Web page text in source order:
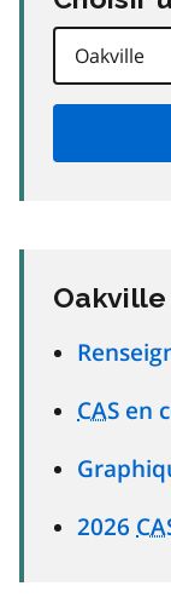
Oakville
CAS en
2026